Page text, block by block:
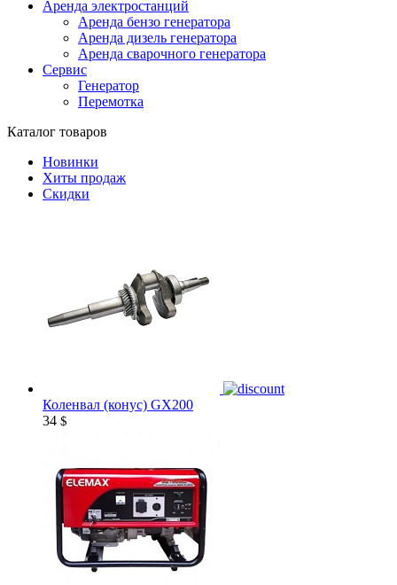
Аренда электростанций
Аренда бензо генератора
Аренда дизель генератора
Аренда сварочного генератора
Сервис
Генератор
Перемотка
Каталог товаров
Новинки
Хиты продаж
Скидки
Коленвал (конус) GX200
34 $